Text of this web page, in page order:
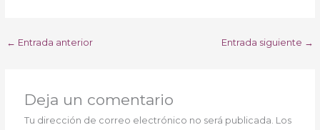
← Entrada anterior Entrada siguiente →
Deja un comentario
Tu dirección de correo electrónico no será publicada. Los